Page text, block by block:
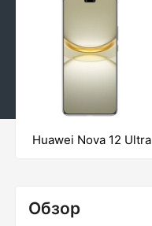
Huawei Nova 12 Ultra
Обзор